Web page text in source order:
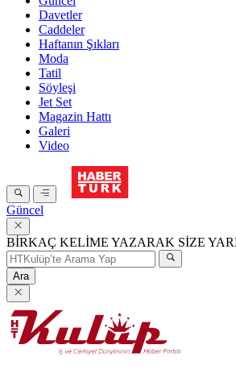
Davetler
Caddeler
Haftanın Şıkları
Moda
Tatil
Söyleşi
Jet Set
Magazin Hattı
Galeri
Video
Güncel
BİRKAÇ KELİME YAZARAK SİZE
Ara